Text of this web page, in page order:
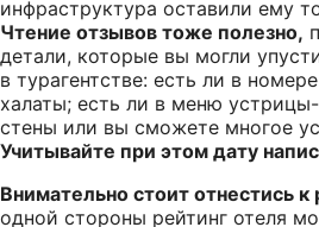
инфраструктура оставили ему
Чтение отзывов тоже полезно,
детали, которые вы могли
в турагентстве: есть ли в
халаты; есть ли в меню
стены или вы сможете многое
Учитывайте при этом дату
Внимательно стоит отнестись к
одной стороны рейтинг отеля